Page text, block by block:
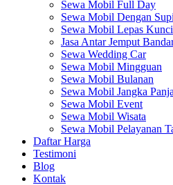
Sewa Mobil Full Day
Sewa Mobil Dengan
Sewa Mobil Lepas Kunci
Jasa Antar Jemput
Sewa Wedding Car
Sewa Mobil Mingguan
Sewa Mobil Bulanan
Sewa Mobil Jangka
Sewa Mobil Event
Sewa Mobil Wisata
Sewa Mobil Pelayanan
Daftar Harga
Testimoni
Blog
Kontak